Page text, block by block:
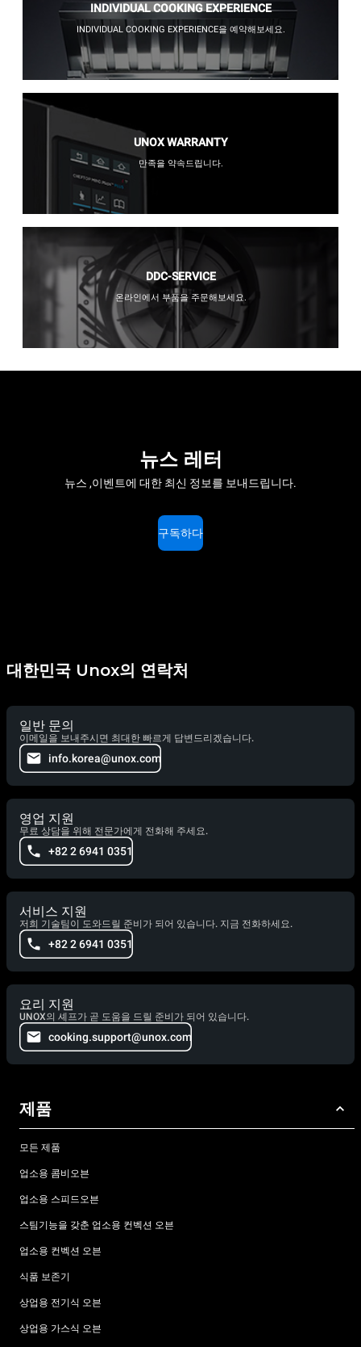
INDIVIDUAL COOKING EXPERIENCE
INDIVIDUAL COOKING EXPERIENCE을 예약해보세요.
UNOX WARRANTY
만족을 약속드립니다.
DDC-SERVICE
온라인에서 부품을 주문해보세요.
뉴스 레터
뉴스 ,이벤트에 대한 최신 정보를 보내드립니다.
구독하다
대한민국 Unox의 연락처
일반 문의
이메일을 보내주시면 최대한 빠르게 답변드리겠습니다.
info.korea@unox.com
영업 지원
무료 상담을 위해 전문가에게 전화해 주세요.
+82 2 6941 0351
서비스 지원
저희 기술팀이 도와드릴 준비가 되어 있습니다. 지금 전화하세요.
+82 2 6941 0351
요리 지원
UNOX의 셰프가 곧 도움을 드릴 준비가 되어 있습니다.
cooking.support@unox.com
제품
모든 제품
업소용 콤비오븐
업소용 스피드오븐
스팀기능을 갖춘 업소용 컨벡션 오븐
업소용 컨벡션 오븐
식품 보존기
상업용 전기식 오븐
상업용 가스식 오븐